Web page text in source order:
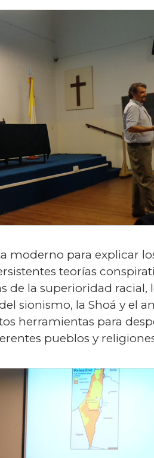
moderno para explicar
teorías
la superioridad racial,
sionismo, la Shoá y el
herramientas para
pueblos y